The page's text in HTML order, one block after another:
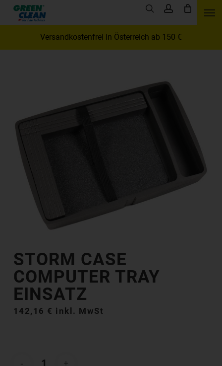
Versandkostenfrei in Österreich ab 150 €
Skip
search account
STORM CASE
COMPUTER TRAY
EINSATZ
142,16 € inkl. MwSt